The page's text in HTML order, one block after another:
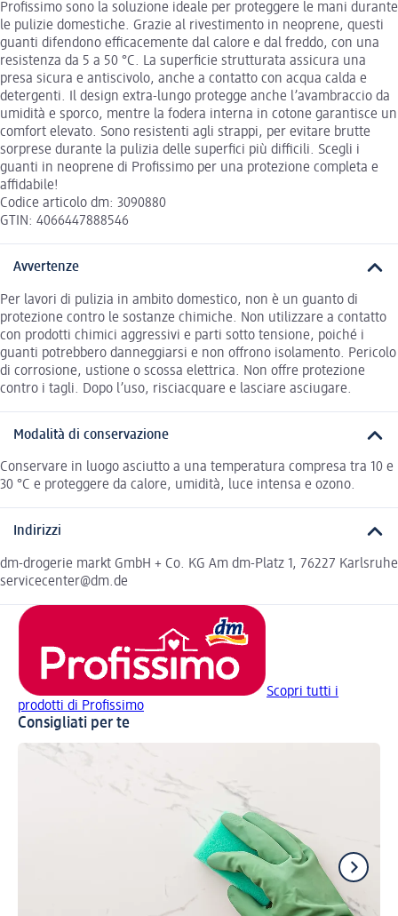
Profissimo sono la soluzione ideale per proteggere le mani durante
le pulizie domestiche. Grazie al rivestimento in neoprene, questi
guanti difendono efficacemente dal calore e dal freddo, con una
resistenza da 5 a 50 °C. La superficie strutturata assicura una
presa sicura e antiscivolo, anche a contatto con acqua calda e
detergenti. Il design extra-lungo protegge anche l’avambraccio da
umidità e sporco, mentre la fodera interna in cotone garantisce un
comfort elevato. Sono resistenti agli strappi, per evitare brutte
sorprese durante la pulizia delle superfici più difficili. Scegli i
guanti in neoprene di Profissimo per una protezione completa e
affidabile!
Codice articolo dm: 3090880
GTIN: 4066447888546
Avvertenze
Per lavori di pulizia in ambito domestico, non è un guanto di
protezione contro le sostanze chimiche. Non utilizzare a contatto
con prodotti chimici aggressivi e parti sotto tensione, poiché i
guanti potrebbero danneggiarsi e non offrono isolamento. Pericolo
di corrosione, ustione o scossa elettrica. Non offre protezione
contro i tagli. Dopo l’uso, risciacquare e lasciare asciugare.
Modalità di conservazione
Conservare in luogo asciutto a una temperatura compresa tra 10 e
30 °C e proteggere da calore, umidità, luce intensa e ozono.
Indirizzi
dm-drogerie markt GmbH + Co. KG Am dm-Platz 1, 76227 Karlsruhe
servicecenter@dm.de
Scopri tutti i
prodotti di Profissimo
Consigliati per te